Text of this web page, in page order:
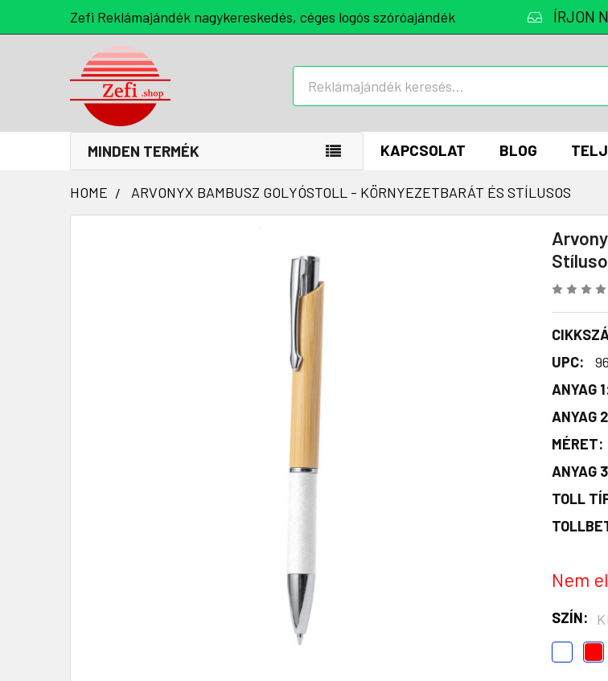
Zefi Reklámajándék nagykereskedés, céges logós szóróajándék ÍRJON
MINDEN TERMÉK KAPCSOLAT BLOG
HOME ARVONYX BAMBUSZ GOLYÓSTOLL - KÖRNYEZETBARÁT ÉS STÍLUSOS
UPC:
ANYAG
ANYAG
MÉRET:
ANYAG
TOLL
Nem
SZÍN: